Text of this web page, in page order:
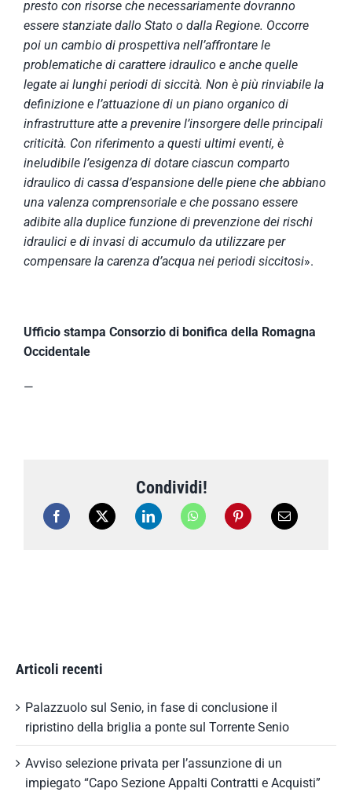
presto con risorse che necessariamente dovranno
essere stanziate dallo Stato o dalla Regione. Occorre
poi un cambio di prospettiva nell’affrontare le
problematiche di carattere idraulico e anche quelle
legate ai lunghi periodi di siccità. Non è più rinviabile la
definizione e l’attuazione di un piano organico di
infrastrutture atte a prevenire l’insorgere delle principali
criticità. Con riferimento a questi ultimi eventi, è
ineludibile l’esigenza di dotare ciascun comparto
idraulico di cassa d’espansione delle piene che abbiano
una valenza comprensoriale e che possano essere
adibite alla duplice funzione di prevenzione dei rischi
idraulici e di invasi di accumulo da utilizzare per
compensare la carenza d’acqua nei periodi siccitosi».
Ufficio stampa Consorzio di bonifica della Romagna
Occidentale
—
Condividi!
Articoli recenti
Palazzuolo sul Senio, in fase di conclusione il
ripristino della briglia a ponte sul Torrente Senio
Avviso selezione privata per l’assunzione di un
impiegato “Capo Sezione Appalti Contratti e Acquisti”